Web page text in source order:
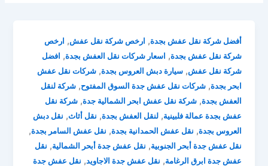
أفضل شركة نقل عفش بجدة, ارخص شركة نقل عفش, ارخص
شركة نقل عفش بجدة, اسعار شركات نقل العفش بجدة, افضل
شركة نقل عفش,سيارة دبش العروس بجدة,شركات نقل عفش
ابحر بجدة,شركات نقل عفش جدة السوق المفتوح,شركة لنقل
العفش بجدة,شركة نقل عفش ابحر الشمالية جدة,شركة نقل
عفش بجدة عمالة فلبينية,لنقل العفش بجدة, نقل أثاث, نقل دبش
العروس بجدة, نقل عفش الحمدانية بجدة, نقل عفش السامر بجدة,
نقل عفش جدة أبحر الجنوبية, نقل عفش جدة أبحر الشمالية, نقل
عفش جدة ابرق الرغامة, نقل عفش جدة الاجاويد, نقل عفش جدة